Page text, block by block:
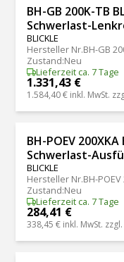
BH-GB 200K-TB
Schwerlast-
BLICKLE
Hersteller Nr.BH-GB
Zustand:Neu
Lieferzeit ca. 7 Tage
1.331,43 €
1.584,40 € inkl. MwSt.
BH-POEV
Schwerlast-
BLICKLE
Hersteller Nr.BH-POEV
Zustand:Neu
Lieferzeit ca. 7 Tage
284,41 €
338,45 € inkl. MwSt.